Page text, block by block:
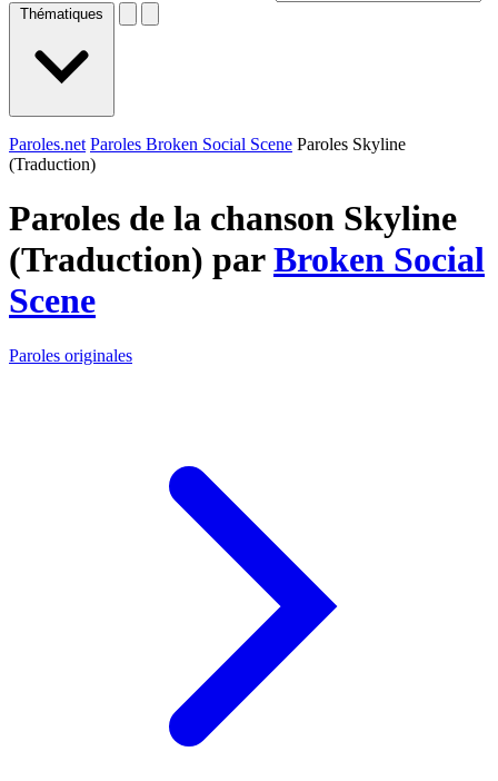
Thématiques
Paroles.net Paroles Broken Social Scene Paroles Skyline
(Traduction)
Paroles de la chanson Skyline
(Traduction) parBroken Social
Scene
Paroles originales